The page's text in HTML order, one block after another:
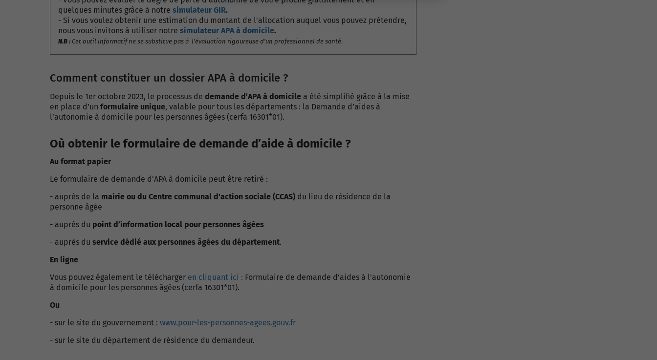
quelques minutes grâce à notre simulateur GIR.
- Si vous voulez obtenir une estimation du montant de l'allocation auquel vous pouvez prétendre,
nous vous invitons à utiliser notre simulateur APA à domicile.
N.B : Cet outil informatif ne se substitue pas à l'évaluation rigoureuse d'un professionnel de santé.
Comment constituer un dossier APA à domicile ?
Depuis le 1er octobre 2023, le processus de demande d’APA à domicile a été simplifié grâce à la mise
en place d’un formulaire unique, valable pour tous les départements : la Demande d’aides à
l’autonomie à domicile pour les personnes âgées (cerfa 16301*01).
Où obtenir le formulaire de demande d’aide à domicile ?
Au format papier
Le formulaire de demande d'APA à domicile peut être retiré :
- auprès de la mairie ou du Centre communal d'action sociale (CCAS) du lieu de résidence de la
personne âgée
- auprès du point d’information local pour personnes âgées
- auprès du service dédié aux personnes âgées du département.
En ligne
Vous pouvez également le télécharger en cliquant ici : Formulaire de demande d’aides à l’autonomie
à domicile pour les personnes âgées (cerfa 16301*01).
Ou
- sur le site du gouvernement : www.pour-les-personnes-agees.gouv.fr
- sur le site du département de résidence du demandeur.